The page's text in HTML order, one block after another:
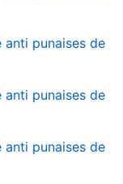
anti punaises de
anti punaises de
anti punaises de